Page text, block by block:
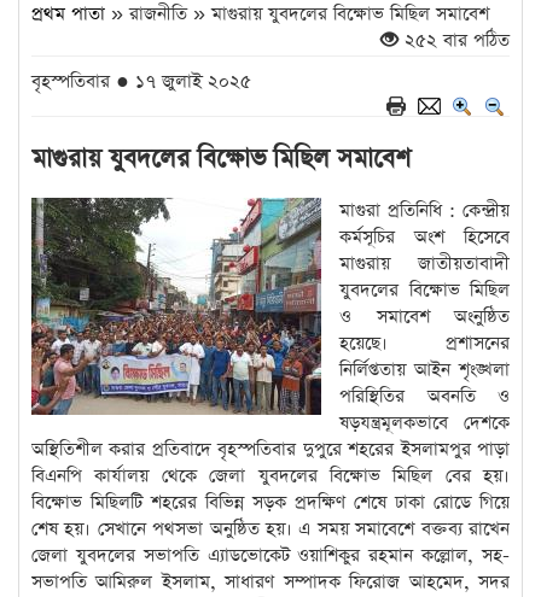
প্রথম পাতা » রাজনীতি » মাগুরায় যুবদলের বিক্ষোভ মিছিল সমাবেশ
২৫২ বার পঠিত
বৃহস্পতিবার ● ১৭ জুলাই ২০২৫
মাগুরায় যুবদলের বিক্ষোভ মিছিল সমাবেশ
মাগুরা প্রতিনিধি : কেন্দ্রীয়
কর্মসূচির অংশ হিসেবে
মাগুরায় জাতীয়তাবাদী
যুবদলের বিক্ষোভ মিছিল
ও সমাবেশ অংনুষ্ঠিত
হয়েছে। প্রশাসনের
নির্লিপ্ততায় আইন শৃংঙ্খলা
পরিস্থিতির অবনতি ও
ষড়যন্ত্রমূলকভাবে দেশকে
অস্থিতিশীল করার প্রতিবাদে বৃহস্পতিবার দুপুরে শহরের ইসলামপুর পাড়া
বিএনপি কার্যালয় থেকে জেলা যুবদলের বিক্ষোভ মিছিল বের হয়।
বিক্ষোভ মিছিলটি শহরের বিভিন্ন সড়ক প্রদক্ষিণ শেষে ঢাকা রোডে গিয়ে
শেষ হয়। সেখানে পথসভা অনুষ্ঠিত হয়। এ সময় সমাবেশে বক্তব্য রাখেন
জেলা যুবদলের সভাপতি এ্যাডভোকেট ওয়াশিকুর রহমান কল্লোল, সহ-
সভাপতি আমিরুল ইসলাম, সাধারণ সম্পাদক ফিরোজ আহমেদ, সদর